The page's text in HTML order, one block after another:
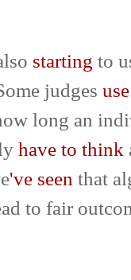
starting to
judges use
long an
have to think
've seen that
to fair